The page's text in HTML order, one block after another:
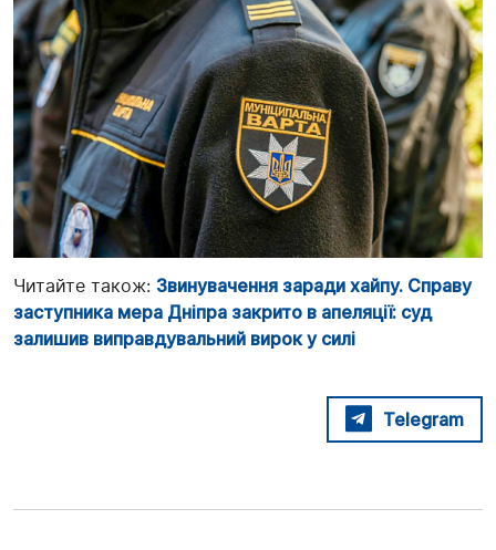
Читайте також: Звинувачення заради хайпу. Справу
заступника мера Дніпра закрито в апеляції: суд
залишив виправдувальний вирок у силі
Telegram